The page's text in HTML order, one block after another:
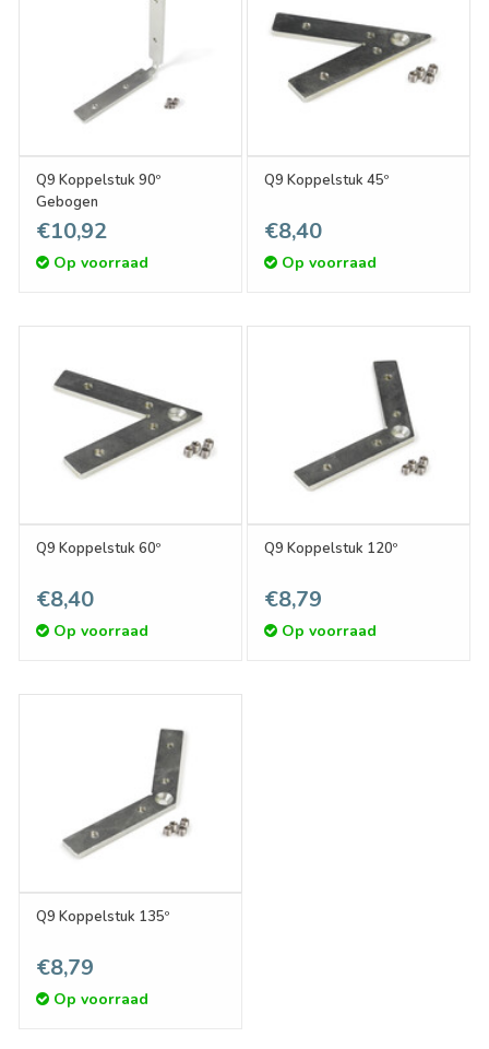
Q9 Koppelstuk 90º
Gebogen
€10,92
Op voorraad
Q9 Koppelstuk 45º
€8,40
Op voorraad
Q9 Koppelstuk 60º
€8,40
Op voorraad
Q9 Koppelstuk 120º
€8,79
Op voorraad
Q9 Koppelstuk 135º
€8,79
Op voorraad